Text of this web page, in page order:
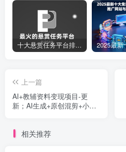
十大悬赏任务平台排行榜（全网最好的悬赏任务平台）
上一篇
AI+教辅资料变现项目-更
新；AI生成+原创混剪+小红
相关推荐